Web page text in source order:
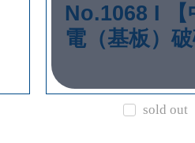
No.1068 I 【
電（基板）
sold out